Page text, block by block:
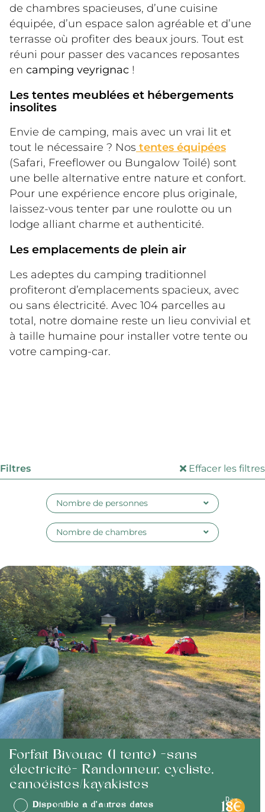
de chambres spacieuses, d’une cuisine
équipée, d’un espace salon agréable et d’une
terrasse où profiter des beaux jours. Tout est
réuni pour passer des vacances reposantes
en camping veyrignac !
Les tentes meublées et hébergements
insolites
Envie de camping, mais avec un vrai lit et
tout le nécessaire ? Nos tentes équipées
(Safari, Freeflower ou Bungalow Toilé) sont
une belle alternative entre nature et confort.
Pour une expérience encore plus originale,
laissez-vous tenter par une roulotte ou un
lodge alliant charme et authenticité.
Les emplacements de plein air
Les adeptes du camping traditionnel
profiteront d’emplacements spacieux, avec
ou sans électricité. Avec 104 parcelles au
total, notre domaine reste un lieu convivial et
à taille humaine pour installer votre tente ou
votre camping-car.
Filtres Effacer les filtres
Nombre de personnes
Nombre de chambres
Forfait Bivouac (1 tente) -sans
électricité- Randonneur, cycliste,
canoéistes/kayakistes
Disponible à d'autres dates
dès
18€